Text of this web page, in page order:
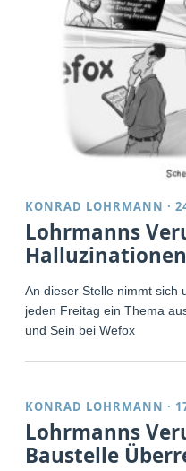
KONRAD LOHRMANN ·
Lohrmanns
Halluzinationen
An dieser Stelle nimmt sich
jeden Freitag ein Thema
und Sein bei Wefox
KONRAD LOHRMANN ·
Lohrmanns
Baustelle